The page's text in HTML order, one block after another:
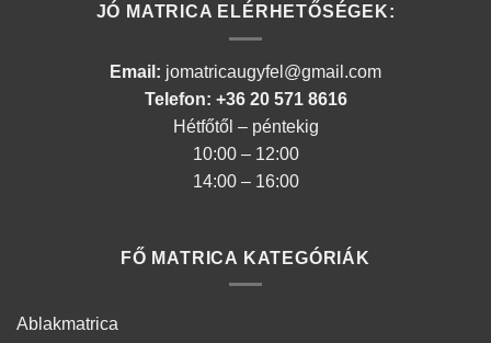
JÓ MATRICA ELÉRHETŐSÉGEK:
Email: jomatricaugyfel@gmail.com
Telefon: +36 20 571 8616
Hétfőtől – péntekig
10:00 – 12:00
14:00 – 16:00
FŐ MATRICA KATEGÓRIÁK
Ablakmatrica